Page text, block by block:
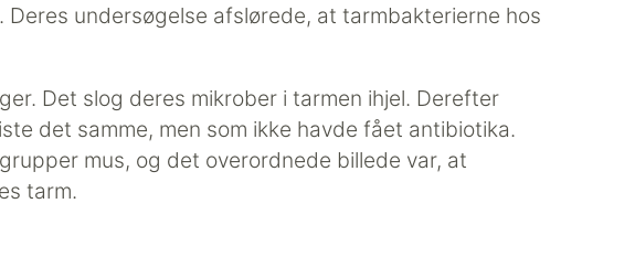
undersøgelse afslørede, at tarmbakterierne hos
Det slog deres mikrober i tarmen ihjel. Derefter
det samme, men som ikke havde fået antibiotika.
mus, og det overordnede billede var, at
tarm.